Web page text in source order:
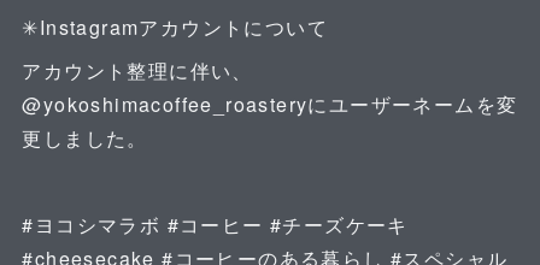
✳︎Instagramアカウントについて
アカウント整理に伴い、
@yokoshimacoffee_roasteryにユーザーネームを変
更しました。
#ヨコシマラボ #コーヒー #チーズケーキ
#cheesecake #コーヒーのある暮らし #スペシャル